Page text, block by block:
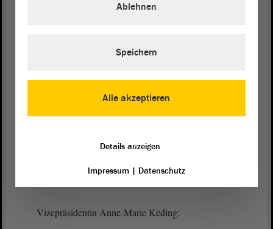
entgegentreten. Wir haben in letzter Zeit sehr häufig
Beutelsbacher Konsenses gefallen. Danach haben
(Zustimmung von Jörg Bernstein, FDP)
das Ministerium oder das Landesschulamt
entsprechend zu informieren.
Vizepräsidentin Anne-Marie Keding:
Alle akzeptieren
Ablehnen
Speichern
Details anzeigen
Impressum| Datenschutz